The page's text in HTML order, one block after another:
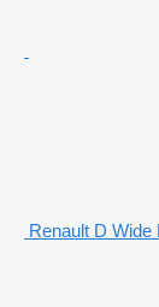
Renault D Wide